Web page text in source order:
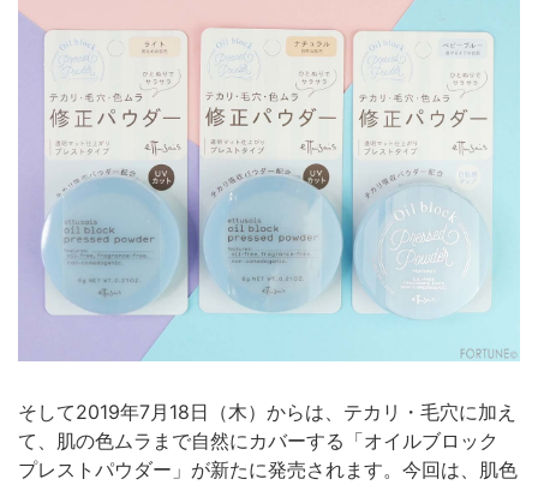
そして2019年7月18日（木）からは、テカリ・毛穴に加え
て、肌の色ムラまで自然にカバーする「オイルブロック
プレストパウダー」が新たに発売されます。今回は、肌色